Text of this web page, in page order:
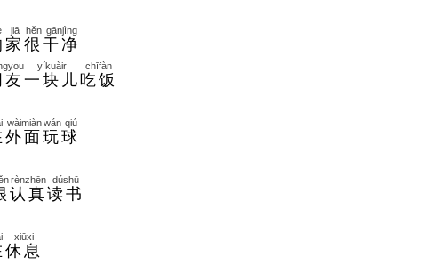
家
jiā
很
hěn
干净
gānjìng
友一块儿
yíkuàir
吃饭
chīfàn
外面
wàimiàn
玩
wán
球
qiú
认真
rènzhēn
读书
dúshū
休息
xiūxi